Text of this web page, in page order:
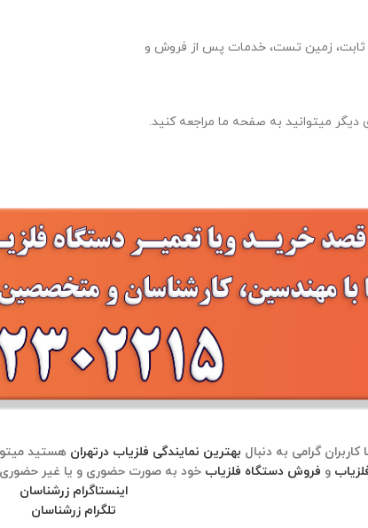
ثابت، زمین تست، خدمات پس از فروش و
دیگر میتوانید به صفحه ما مراجعه کنید.
کاربران گرامی به دنبال بهترین نمایندگی فلزیاب درتهران
و فروش دستگاه فلزیاب
اینستاگرام زرشناسان
تلگرام زرشناسان